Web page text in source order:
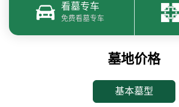
看墓专车
免费看墓专车
墓地价格
基本墓型